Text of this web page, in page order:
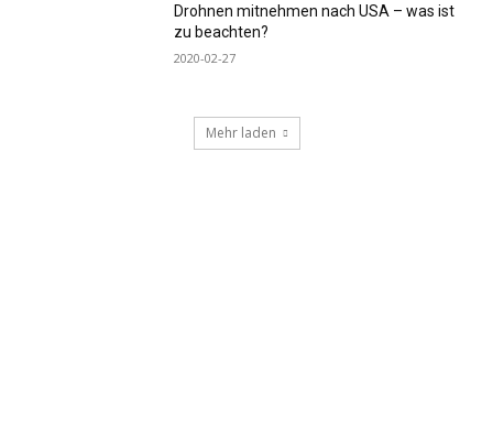
Drohnen mitnehmen nach USA – was ist
zu beachten?
2020-02-27
Mehr laden